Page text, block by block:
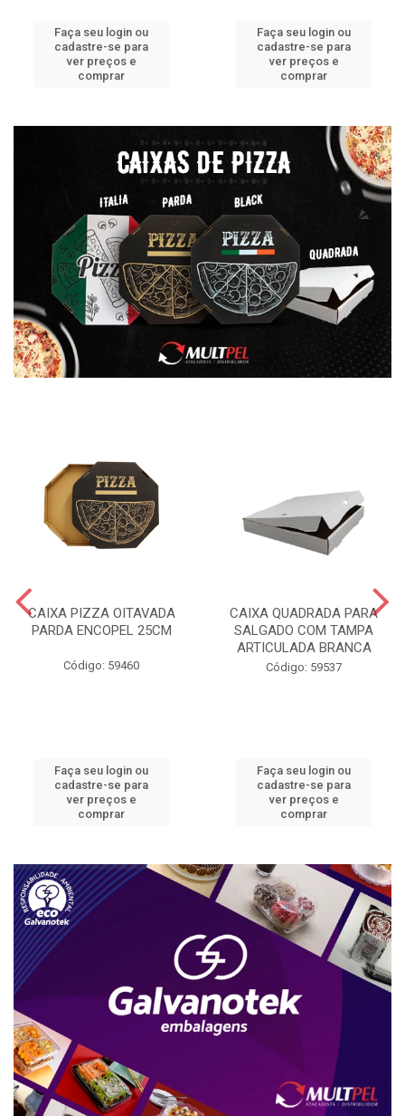
Faça seu login ou
cadastre-se para
ver preços e
comprar
Faça seu login ou
cadastre-se para
ver preços e
comprar
CAIXA PIZZA OITAVADA
PARDA ENCOPEL 25CM
Código: 59460
Faça seu login ou
cadastre-se para
ver preços e
comprar
CAIXA QUADRADA PARA
SALGADO COM TAMPA
ARTICULADA BRANCA
Código: 59537
Faça seu login ou
cadastre-se para
ver preços e
comprar